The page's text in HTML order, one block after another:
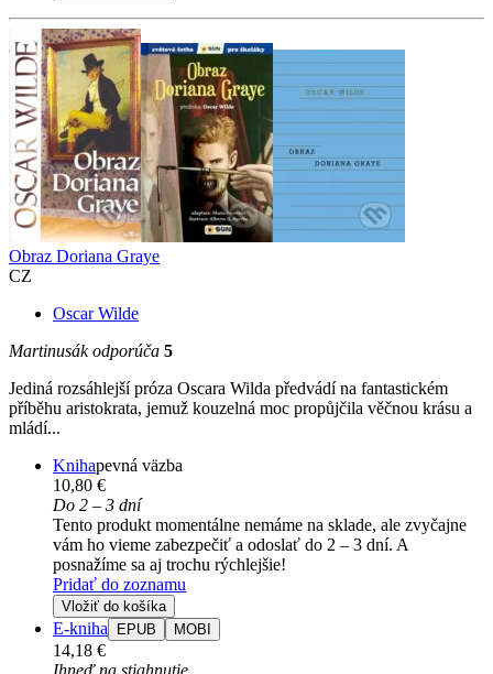
Obraz Doriana Graye
CZ
Oscar Wilde
Martinusák odporúča 5
Jediná rozsáhlejší próza Oscara Wilda předvádí na fantastickém
příběhu aristokrata, jemuž kouzelná moc propůjčila věčnou krásu a
mládí...
Knihapevná väzba
10,80 €
Do 2 – 3 dní
Tento produkt momentálne nemáme na sklade, ale zvyčajne
vám ho vieme zabezpečiť a odoslať do 2 – 3 dní. A
posnažíme sa aj trochu rýchlejšie!
Pridať do zoznamu
Vložiť do košíka
E-kniha EPUB MOBI
14,18 €
Ihneď na stiahnutie